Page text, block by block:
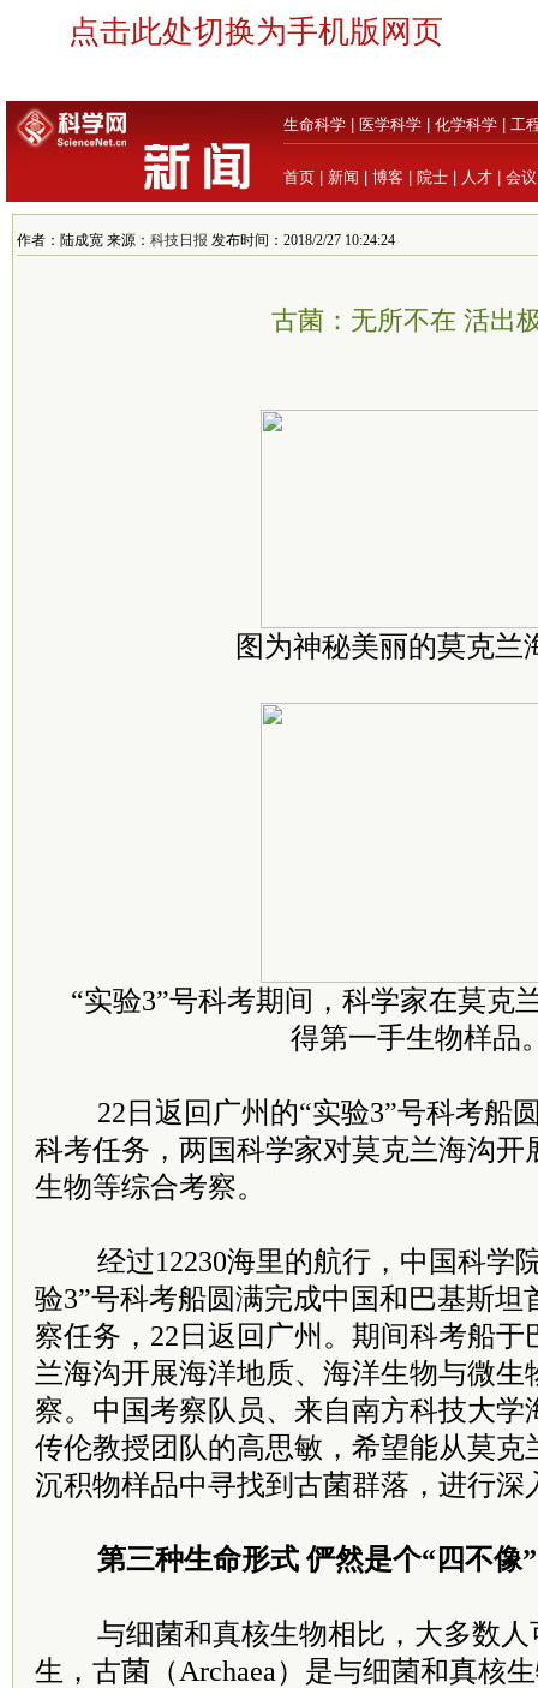
点击此处切换为手机版网页
生命科学 医学科学 化学科学 工
首页 新闻 博客 院士 人才 会议
作者：陆成宽 来源： 科技日报 发布时间：2018/2/27 10:24:24
古菌：无所不在 活出
图为神秘美丽的莫克兰
“实验3”号科考期间，科学家在莫克
得第一手生物样品
22日返回广州的“实验3”号科考船
科考任务，两国科学家对莫克兰海沟开
生物等综合考察。
经过12230海里的航行，中国科学
验3”号科考船圆满完成中国和巴基斯坦
察任务，22日返回广州。期间科考船于
兰海沟开展海洋地质、海洋生物与微生
察。中国考察队员、来自南方科技大学
传伦教授团队的高思敏，希望能从莫克
沉积物样品中寻找到古菌群落，进行深
第三种生命形式 俨然是个“四不像”
与细菌和真核生物相比，大多数人
生，古菌（Archaea）是与细菌和真核